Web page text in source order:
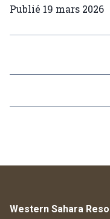
Publié 19 mars 2026
Western Sahara